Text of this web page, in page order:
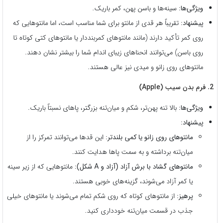
ویژگی‌ها: سینه‌ها و باسن پهن، کمر باریک.
پیشنهاد: تقریباً هر قدی از مانتو برای شما مناسب است، اما مانتوهایی که
روی کمر تأکید دارند (مانند مانتوهای کمربنددار یا مانتوهای کتی کوتاه تا
روی باسن) می‌توانند انحناهای زیبای اندام شما را بیشتر نشان دهند.
مانتوهای روی زانو و میدی نیز عالی هستند.
2. فرم بدن سیب (Apple)
ویژگی‌ها: بالا تنه پهن‌تر، شکم و میان‌تنه بزرگتر، پاهای نسبتاً باریک.
پیشنهاد:
مانتوهای روی زانو یا کمی بلندتر: این قدها می‌توانند تمرکز را از
میان‌تنه برداشته و به سمت پاها هدایت کنند.
مانتوهای گشاد با برش آزاد (آزاد و A شکل):
مانتوهایی که از زیر سینه
یا کمر آزاد می‌شوند، گزینه‌های خوبی هستند.
پرهیز: از مانتوهای کوتاه که روی شکم تمام می‌شوند یا مانتوهای خیلی
جذب در قسمت میان‌تنه خودداری کنید.